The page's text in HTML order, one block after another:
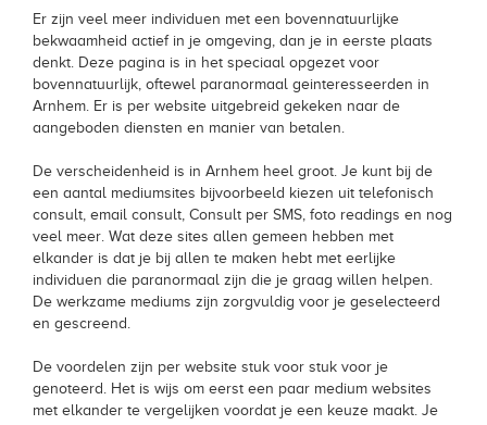
Er zijn veel meer individuen met een bovennatuurlijke
bekwaamheid actief in je omgeving, dan je in eerste plaats
denkt. Deze pagina is in het speciaal opgezet voor
bovennatuurlijk, oftewel paranormaal geinteresseerden in
Arnhem. Er is per website uitgebreid gekeken naar de
aangeboden diensten en manier van betalen.
De verscheidenheid is in Arnhem heel groot. Je kunt bij de
een aantal mediumsites bijvoorbeeld kiezen uit telefonisch
consult, email consult, Consult per SMS, foto readings en nog
veel meer. Wat deze sites allen gemeen hebben met
elkander is dat je bij allen te maken hebt met eerlijke
individuen die paranormaal zijn die je graag willen helpen.
De werkzame mediums zijn zorgvuldig voor je geselecteerd
en gescreend.
De voordelen zijn per website stuk voor stuk voor je
genoteerd. Het is wijs om eerst een paar medium websites
met elkander te vergelijken voordat je een keuze maakt. Je